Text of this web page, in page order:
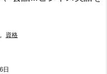
, 資格
日